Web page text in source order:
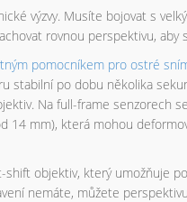
výzvy. Musíte bojovat s
rovnou perspektivu, aby
pomocníkem pro ostré
stabilní po dobu několika
Na full-frame senzorech
14 mm), která mohou
objektiv, který umožňuje
nemáte, můžete